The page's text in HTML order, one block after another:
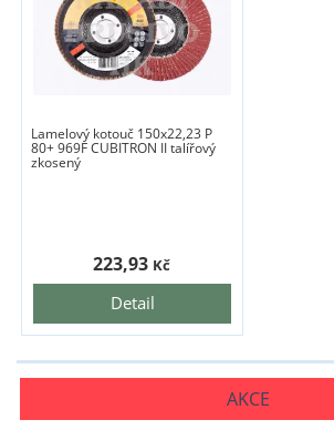
Lamelový kotouč 150x22,23 P
80+ 969F CUBITRON II talířový
zkosený
Detail
223,93 Kč
AKCE